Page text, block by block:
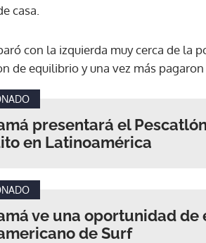
casa.
con la izquierda muy cerca de la
de equilibrio y una vez más
presentará el
en Latinoamérica
ve una oportunidad de
de Surf